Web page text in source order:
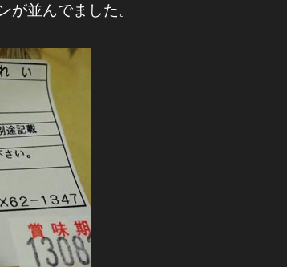
が並んでました。